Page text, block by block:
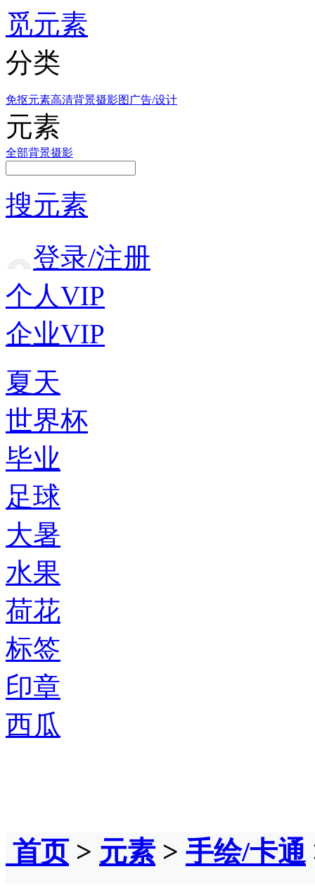
觅元素
分类
免抠元素高清背景摄影图 广告/设计
元素
全部背景摄影
搜元素
登录/注册
个人VIP
企业VIP
夏天
世界杯
毕业
足球
大暑
水果
荷花
标签
印章
西瓜
首页> 元素 > 手绘/卡通